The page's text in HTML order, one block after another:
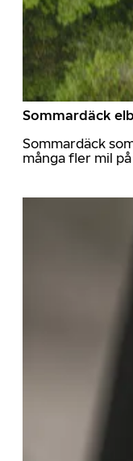
Sommardäck
Sommardäck
många fler mil